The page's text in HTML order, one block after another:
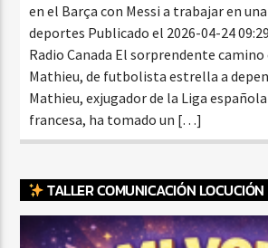
en el Barça con Messi a trabajar en
deportes Publicado el 2026-04-24
Radio Canada El sorprendente
Mathieu, de futbolista estrella a
Mathieu, exjugador de la Liga
francesa, ha tomado un […]
TALLER COMUNICACIÓN LOCUCIÓN